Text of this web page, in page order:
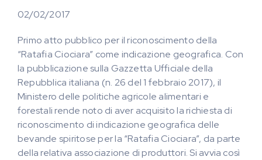
02/02/2017
Primo atto pubblico per il riconoscimento della
“Ratafia Ciociara” come indicazione geografica. Con
la pubblicazione sulla Gazzetta Ufficiale della
Repubblica italiana (n. 26 del 1 febbraio 2017), il
Ministero delle politiche agricole alimentari e
forestali rende noto di aver acquisito la richiesta di
riconoscimento di indicazione geografica delle
bevande spiritose per la “Ratafia Ciociara”, da parte
della relativa associazione di produttori. Si avvia così